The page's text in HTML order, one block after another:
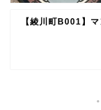
【綾川町B001】